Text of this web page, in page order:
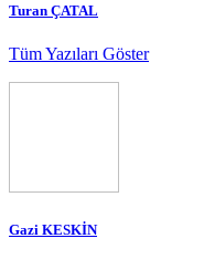
Turan ÇATAL
Tüm Yazıları Göster
Gazi KESKİN